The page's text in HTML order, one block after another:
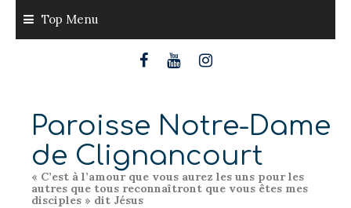
content
Top Menu
Paroisse Notre-Dame
de Clignancourt
« C’est à l’amour que vous aurez les uns pour les
autres que tous reconnaîtront que vous êtes mes
disciples » dit Jésus